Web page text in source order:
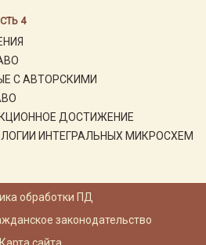
4
С АВТОРСКИМИ
ДОСТИЖЕНИЕ
ИНТЕГРАЛЬНЫХ МИКРОСХЕМ
обработки ПД
законодательство
Карта сайта